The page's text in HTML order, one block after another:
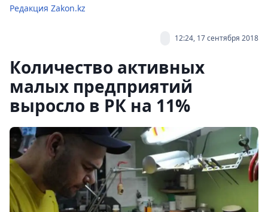
Редакция Zakon.kz
12:24, 17 сентября 2018
Количество активных
малых предприятий
выросло в РК на 11%